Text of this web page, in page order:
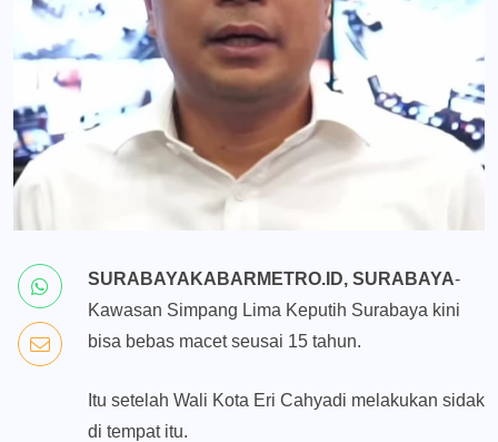
SURABAYAKABARMETRO.ID, SURABAYA-
Kawasan Simpang Lima Keputih Surabaya kini
bisa bebas macet seusai 15 tahun.
Itu setelah Wali Kota Eri Cahyadi melakukan sidak
di tempat itu.